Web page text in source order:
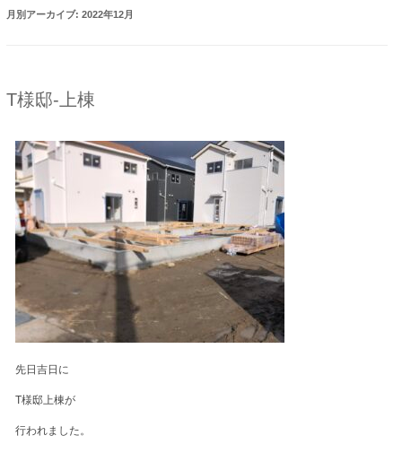
月別アーカイブ: 2022年12月
T様邸-上棟
先日吉日に
T様邸上棟が
行われました。